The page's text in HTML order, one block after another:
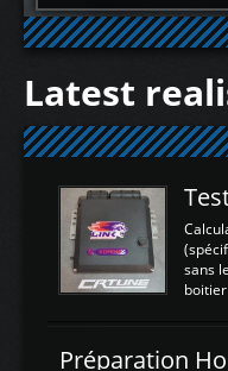
Latest
sans